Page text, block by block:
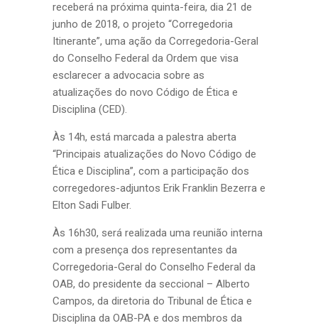
receberá na próxima quinta-feira, dia 21 de
junho de 2018, o projeto “Corregedoria
Itinerante”, uma ação da Corregedoria-Geral
do Conselho Federal da Ordem que visa
esclarecer a advocacia sobre as
atualizações do novo Código de Ética e
Disciplina (CED).
Às 14h, está marcada a palestra aberta
“Principais atualizações do Novo Código de
Ética e Disciplina”, com a participação dos
corregedores-adjuntos Erik Franklin Bezerra e
Elton Sadi Fulber.
Às 16h30, será realizada uma reunião interna
com a presença dos representantes da
Corregedoria-Geral do Conselho Federal da
OAB, do presidente da seccional – Alberto
Campos, da diretoria do Tribunal de Ética e
Disciplina da OAB-PA e dos membros da